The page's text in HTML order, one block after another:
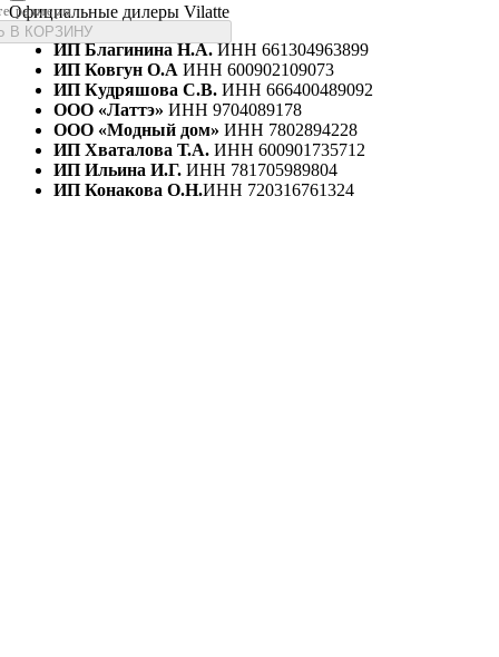
размеры
В КОРЗИНУ
Официальные дилеры Vilatte
ИП Благинина Н.А.ИНН 661304963899
ИП Ковгун О.А ИНН 600902109073
ИП Кудряшова С.В. ИНН 666400489092
ООО «Латтэ» ИНН 9704089178
ООО «Модный дом» ИНН 7802894228
ИП Хваталова Т.А. ИНН 600901735712
ИП Ильина И.Г. ИНН 781705989804
ИП Конакова О.Н.ИНН 720316761324